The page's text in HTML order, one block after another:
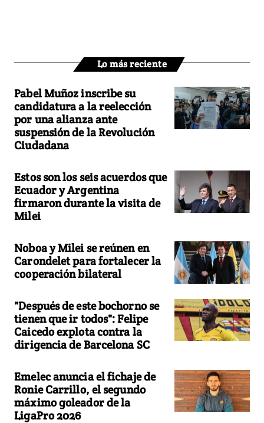
Lo más reciente
Pabel Muñoz inscribe su
candidatura a la reelección
por una alianza ante
suspensión de la Revolución
Ciudadana
Estos son los seis acuerdos que
Ecuador y Argentina
firmaron durante la visita de
Milei
Noboa y Milei se reúnen en
Carondelet para fortalecer la
cooperación bilateral
"Después de este bochorno se
tienen que ir todos": Felipe
Caicedo explota contra la
dirigencia de Barcelona SC
Emelec anuncia el fichaje de
Ronie Carrillo, el segundo
máximo goleador de la
LigaPro 2026